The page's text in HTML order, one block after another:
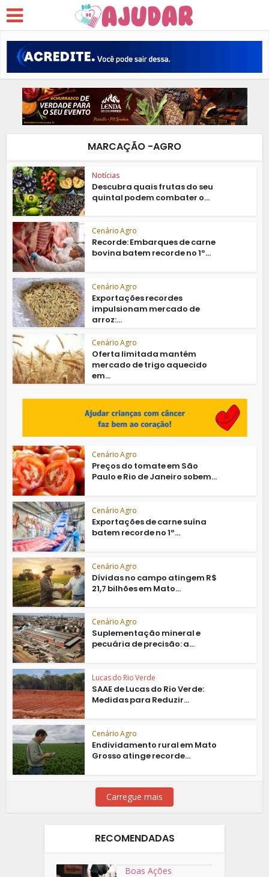
MARCAÇÃO -AGRO
Notícias
Descubra quais frutas do seu
quintal podem combater o...
Cenário Agro
Recorde: Embarques de carne
bovina batem recorde no 1º...
Cenário Agro
Exportações recordes
impulsionam mercado de
arroz:...
Cenário Agro
Oferta limitada mantém
mercado de trigo aquecido
em...
Cenário Agro
Preços do tomate em São
Paulo e Rio de Janeiro sobem...
Cenário Agro
Exportações de carne suína
batem recorde no 1º...
Cenário Agro
Dívidas no campo atingem R$
21,7 bilhões em Mato...
Cenário Agro
Suplementação mineral e
pecuária de precisão: a...
Lucas do Rio Verde
SAAE de Lucas do Rio Verde:
Medidas para Reduzir...
Cenário Agro
Endividamento rural em Mato
Grosso atinge recorde...
Carregue mais
RECOMENDADAS
Boas Ações